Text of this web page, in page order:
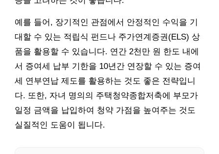
예를 들어, 장기적인 관점에서 안정적인 수익을 기
대할 수 있는 적립식 펀드나 주가연계증권(ELS) 상
품을 활용할 수 있습니다. 연간 2천만 원 한도 내에
서 증여세 납부 기한을 10년간 연장할 수 있는 증여
세 연부연납 제도를 활용하는 것도 좋은 전략입니
다. 또한, 자녀 명의의 주택청약종합저축에 부모가
일정 금액을 납입하여 청약 가점을 높여주는 것도
실질적인 도움이 됩니다.